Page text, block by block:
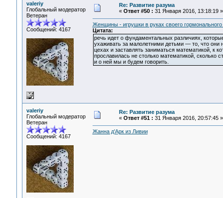
valeriy
Глобальный модератор
Ветеран
Сообщений: 4167
Re: Развитие разума
« Ответ #50 : 31 Января 2016, 13:18:19 »
Женщины - игрушки в руках своего
Цитата:
речь идет о фундаментальных различиях,
ухаживать за малолетними детьми — то, что они
цехах и заставлять заниматься математикой, к
прославилась не столько математикой, сколько
и о ней мы и будем говорить.
valeriy
Глобальный модератор
Ветеран
Сообщений: 4167
Re: Развитие разума
« Ответ #51 : 31 Января 2016, 20:57:45 »
Жанна д'Арк из Ливии